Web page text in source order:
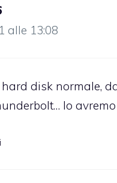
alle 13:08
disk normale,
lo avremo